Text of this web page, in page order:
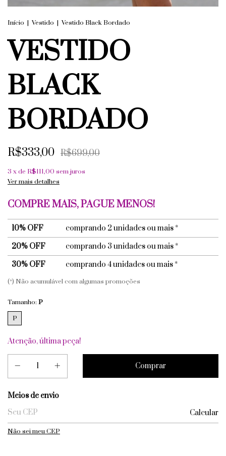
Início | Vestido | Vestido Black Bordado
VESTIDO
BLACK
BORDADO
R$333,00 R$699,00
3 x de R$111,00 sem juros
Ver mais detalhes
COMPRE MAIS, PAGUE MENOS!
10% OFF
comprando 2 unidades ou mais *
20% OFF
comprando 3 unidades ou mais *
30% OFF
comprando 4 unidades ou mais *
(*) Não acumulável com algumas promoções
Tamanho:P
P
Atenção, última peça!
Entregas para o CEP:
Meios de envio
Calcular
Não sei meu CEP